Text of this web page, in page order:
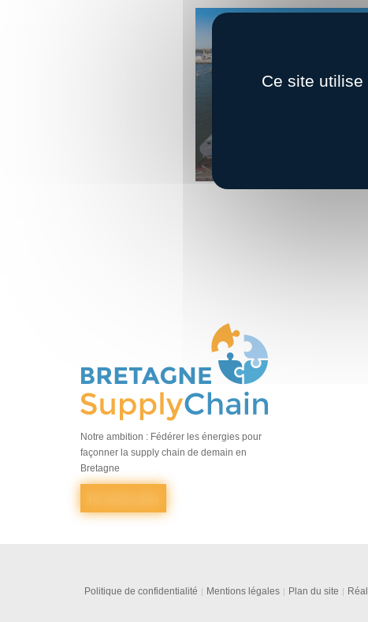
Notre ambition : Fédérer les énergies pour
façonner la supply chain de demain en
Bretagne
Politique de confidentialité Mentions légales Plan du site
Ce site